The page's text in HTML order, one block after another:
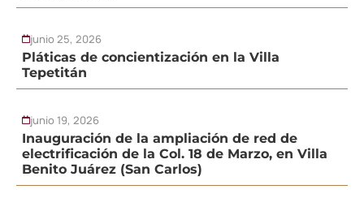
junio 25, 2026
Pláticas de concientización en la Villa
Tepetitán
junio 19, 2026
Inauguración de la ampliación de red de
electrificación de la Col. 18 de Marzo, en Villa
Benito Juárez (San Carlos)